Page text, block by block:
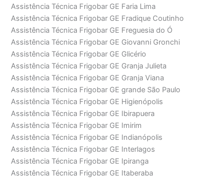
Assistência Técnica Frigobar GE Faria Lima
Assistência Técnica Frigobar GE Fradique Coutinho
Assistência Técnica Frigobar GE Freguesia do Ó
Assistência Técnica Frigobar GE Giovanni Gronchi
Assistência Técnica Frigobar GE Glicério
Assistência Técnica Frigobar GE Granja Julieta
Assistência Técnica Frigobar GE Granja Viana
Assistência Técnica Frigobar GE grande São Paulo
Assistência Técnica Frigobar GE Higienópolis
Assistência Técnica Frigobar GE Ibirapuera
Assistência Técnica Frigobar GE Imirim
Assistência Técnica Frigobar GE Indianópolis
Assistência Técnica Frigobar GE Interlagos
Assistência Técnica Frigobar GE Ipiranga
Assistência Técnica Frigobar GE Itaberaba